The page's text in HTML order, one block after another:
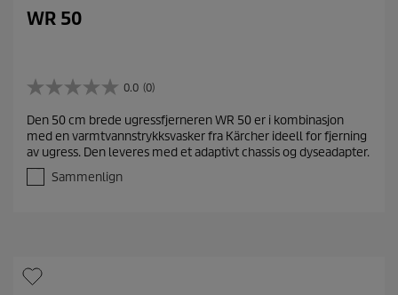
WR 50
0.0 (0)
0
0
a
v
s
n
e
Den 50 cm brede ugressfjerneren WR 50 er i kombinasjon
med en varmtvannstrykksvasker fra Kärcher ideell for fjerning
av ugress. Den leveres med et adaptivt chassis og dyseadapter.
Sammenlign